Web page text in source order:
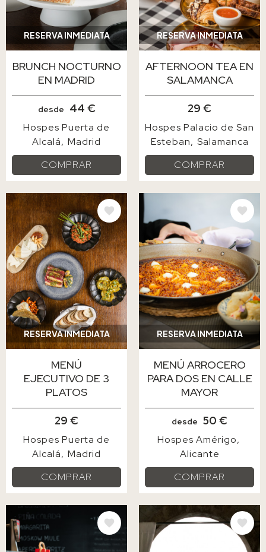
RESERVA INMEDIATA
BRUNCH NOCTURNO
EN MADRID
desde 44 €
Hospes Puerta de
Alcalá
Madrid
COMPRAR
RESERVA INMEDIATA
AFTERNOON TEA EN
SALAMANCA
29 €
Hospes Palacio de San
Esteban
Salamanca
COMPRAR
RESERVA INMEDIATA
IMAGE
MENÚ
EJECUTIVO DE 3
PLATOS
29 €
Hospes Puerta de
Alcalá
Madrid
COMPRAR
RESERVA INMEDIATA
IMAGE
MENÚ ARROCERO
PARA DOS EN CALLE
MAYOR
desde 50 €
Hospes Amérigo
Alicante
COMPRAR
IMAGE IMAGE